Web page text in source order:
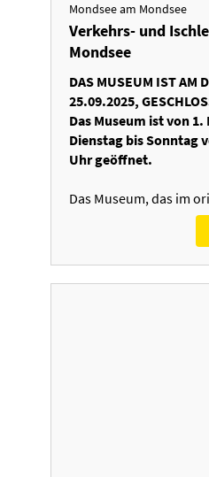
Mondsee am Mondsee
Verkehrs- und
Mondsee
DAS MUSEUM IST AM
25.09.2025,
Das Museum ist von
Dienstag bis Sonntag
Uhr geöffnet.
Das Museum, das im